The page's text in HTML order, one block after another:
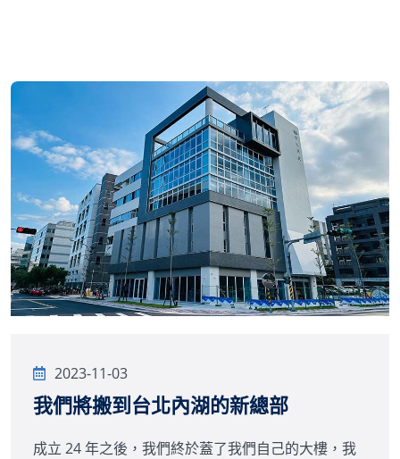
2023-11-03
我們將搬到台北內湖的新總部
成立 24 年之後，我們終於蓋了我們自己的大樓，我